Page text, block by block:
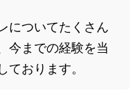
についてたくさん
今までの経験を当
ております。